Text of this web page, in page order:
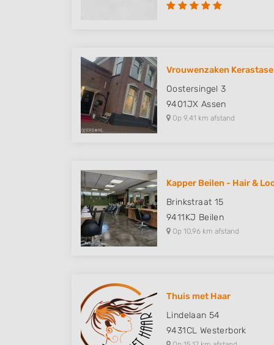
Vrouwenzaken
Oostersingel 3
9401JX Assen
Op 9,41 km afstand
Kapper Beilen - Hair &
Brinkstraat 15
9411KJ Beilen
Op 10,96 km afstand
Thuis met Haar
Lindelaan 54
9431CL Westerbork